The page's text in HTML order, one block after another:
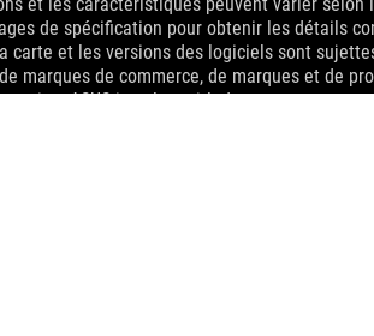
de spécification pour obtenir les détails
carte et les versions des logiciels sont
marques de commerce, de marques et de
ASUS is only entitled to set a